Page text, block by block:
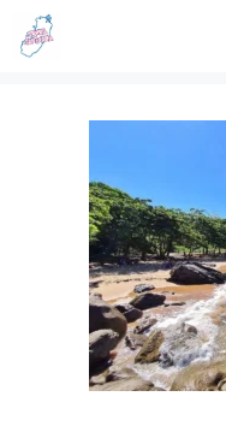
Skip